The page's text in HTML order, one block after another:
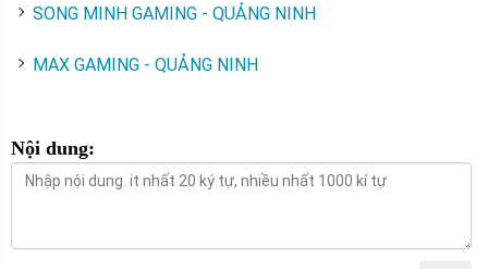
SONG MINH GAMING - QUẢNG NINH
MAX GAMING - QUẢNG NINH
Nội dung: